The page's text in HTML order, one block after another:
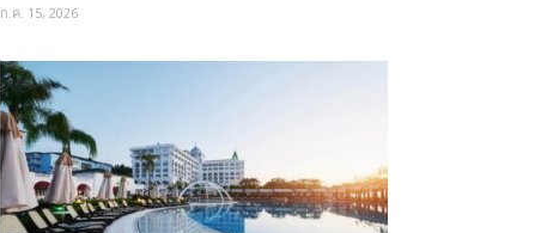
ก.ค. 15, 2026